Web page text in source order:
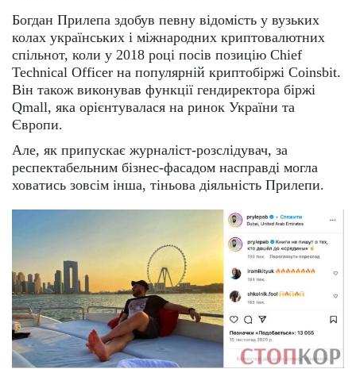
Богдан Прилепа здобув певну відомість у вузьких
колах українських і міжнародних криптовалютних
спільнот, коли у 2018 році посів позицію Chief
Technical Officer на популярній криптобіржі Coinsbit.
Він також виконував функції гендиректора біржі
Qmall, яка орієнтувалася на ринок України та
Європи.
Але, як припускає журналіст-розслідувач, за
респектабельним бізнес-фасадом насправді могла
ховатись зовсім інша, тіньова діяльність Прилепи.